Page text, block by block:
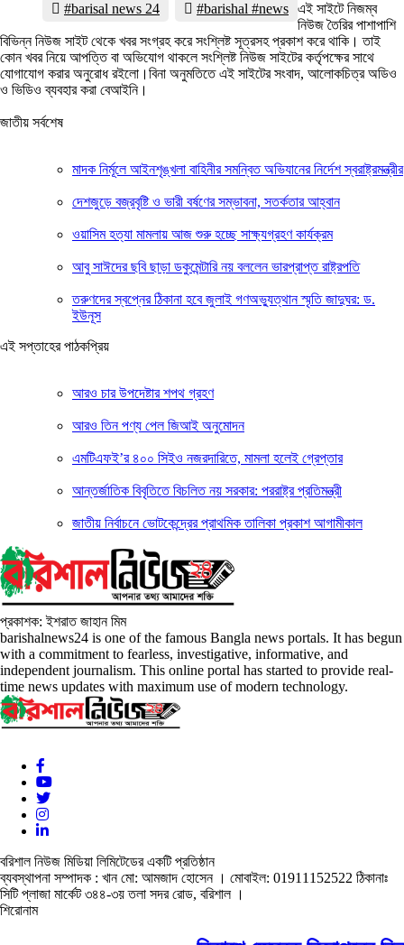
#barisal news 24 #barishal #news এই সাইটে নিজম্ব
নিউজ তৈরির পাশাপাশি
বিভিন্ন নিউজ সাইট থেকে খবর সংগ্রহ করে সংশ্লিষ্ট সূত্রসহ প্রকাশ করে থাকি। তাই
কোন খবর নিয়ে আপত্তি বা অভিযোগ থাকলে সংশ্লিষ্ট নিউজ সাইটের কর্তৃপক্ষের সাথে
যোগাযোগ করার অনুরোধ রইলো।বিনা অনুমতিতে এই সাইটের সংবাদ, আলোকচিত্র অডিও
ও ভিডিও ব্যবহার করা বেআইনি।
জাতীয় সর্বশেষ
মাদক নির্মূলে আইনশৃঙ্খলা বাহিনীর সমন্বিত অভিযানের নির্দেশ স্বরাষ্ট্রমন্ত্রীর
দেশজুড়ে বজ্রবৃষ্টি ও ভারী বর্ষণের সম্ভাবনা, সতর্কতার আহ্বান
ওয়াসিম হত্যা মামলায় আজ শুরু হচ্ছে সাক্ষ্যগ্রহণ কার্যক্রম
আবু সাঈদের ছবি ছাড়া ডকুমেন্টারি নয় বললেন ভারপ্রাপ্ত রাষ্ট্রপতি
তরুণদের স্বপ্নের ঠিকানা হবে জুলাই গণঅভ্যুত্থান স্মৃতি জাদুঘর: ড.
ইউনূস
এই সপ্তাহের পাঠকপ্রিয়
আরও চার উপদেষ্টার শপথ গ্রহণ
আরও তিন পণ্য পেল জিআই অনুমোদন
এমটিএফই’র ৪০০ সিইও নজরদারিতে, মামলা হলেই গ্রেপ্তার
আন্তর্জাতিক বিবৃতিতে বিচলিত নয় সরকার: পররাষ্ট্র প্রতিমন্ত্রী
জাতীয় নির্বাচনে ভোটকেন্দ্রের প্রাথমিক তালিকা প্রকাশ আগামীকাল
প্রকাশক: ইশরাত জাহান মিম
barishalnews24 is one of the famous Bangla news portals. It has begun
with a commitment to fearless, investigative, informative, and
independent journalism. This online portal has started to provide real-
time news updates with maximum use of modern technology.
বরিশাল নিউজ মিডিয়া লিমিটেডের একটি প্রতিষ্ঠান
ব্যবস্থাপনা সম্পাদক : খান মো: আমজাদ হোসেন । মোবাইল: 01911152522 ঠিকানাঃ
সিটি প্লাজা মার্কেট ৩৪৪-৩য় তলা সদর রোড, বরিশাল ।
শিরোনাম